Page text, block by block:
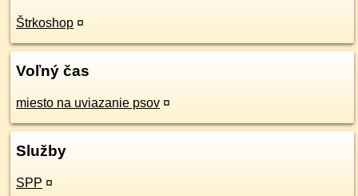
Štrkoshop ¤
Voľný čas
miesto na uviazanie psov ¤
Služby
SPP ¤